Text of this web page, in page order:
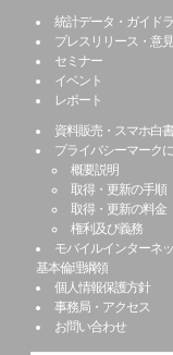
統計データ・ガイド
プレスリリース・意
セミナー
イベント
レポート
資料販売・スマホ白書
プライバシーマーク
概要説明
取得・更新の手順
取得・更新の料金
権利及び義務
モバイルインターネ
基本倫理綱領
個人情報保護方針
事務局・アクセス
お問い合わせ